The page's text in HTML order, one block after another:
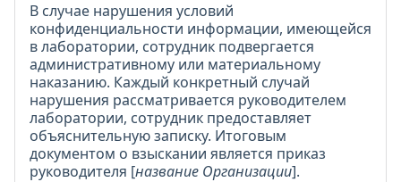
В случае нарушения условий
конфиденциальности информации, имеющейся
в лаборатории, сотрудник подвергается
административному или материальному
наказанию. Каждый конкретный случай
нарушения рассматривается руководителем
лаборатории, сотрудник предоставляет
объяснительную записку. Итоговым
документом о взыскании является приказ
руководителя [название Организации].